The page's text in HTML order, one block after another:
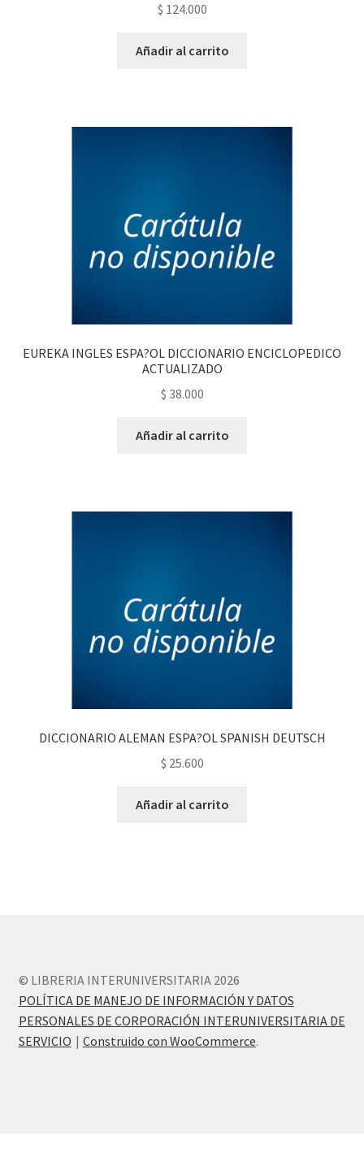
$ 124.000
Añadir al carrito
EUREKA INGLES ESPA?OL DICCIONARIO ENCICLOPEDICO
ACTUALIZADO
$ 38.000
Añadir al carrito
DICCIONARIO ALEMAN ESPA?OL SPANISH DEUTSCH
$ 25.600
Añadir al carrito
© LIBRERIA INTERUNIVERSITARIA 2026
POLÍTICA DE MANEJO DE INFORMACIÓN Y DATOS
PERSONALES DE CORPORACIÓN INTERUNIVERSITARIA DE
SERVICIO
Construido con WooCommerce.